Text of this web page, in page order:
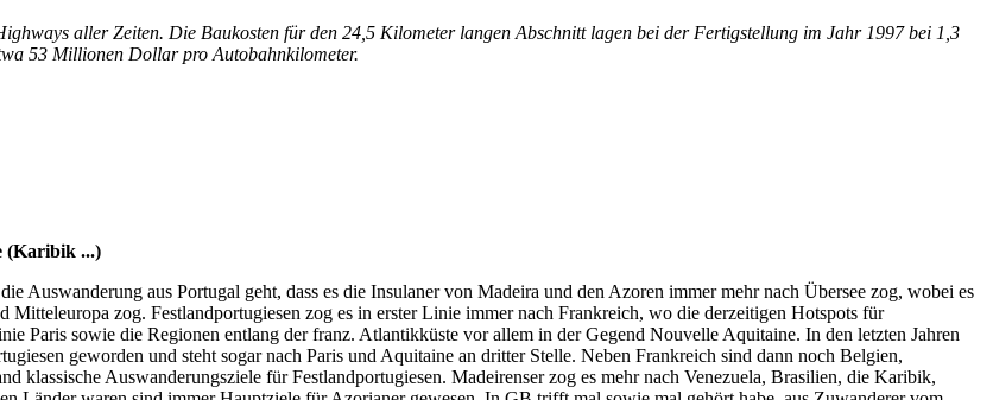
aller Zeiten. Die Baukosten für den 24,5 Kilometer langen Abschnitt lagen bei der Fertigstellung im Jahr 1997 bei 1,3
53 Millionen Dollar pro Autobahnkilometer.
(Karibik ...)
Auswanderung aus Portugal geht, dass es die Insulaner von Madeira und den Azoren immer mehr nach Übersee zog, wobei es
Mitteleuropa zog. Festlandportugiesen zog es in erster Linie immer nach Frankreich, wo die derzeitigen Hotspots für
Paris sowie die Regionen entlang der franz. Atlantikküste vor allem in der Gegend Nouvelle Aquitaine. In den letzten Jahren
geworden und steht sogar nach Paris und Aquitaine an dritter Stelle. Neben Frankreich sind dann noch Belgien,
klassische Auswanderungsziele für Festlandportugiesen. Madeirenser zog es mehr nach Venezuela, Brasilien, die Karibik,